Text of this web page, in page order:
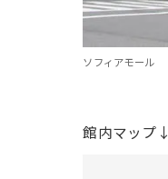
ソフィアモール
館内マップ↓